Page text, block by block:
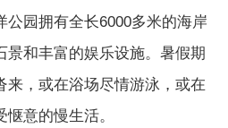
公园拥有全长6000多米的海岸
景和丰富的娱乐设施。暑假期
来，或在浴场尽情游泳，或在
意的慢生活。